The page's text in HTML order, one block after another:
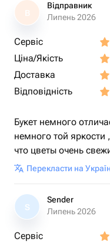
В
Відправник
Липень 2026
Сервіс
Ціна/Якість
Доставка
Відповідність
Букет немного
немного той
что цветы очень
Перекласти на
S
Sender
Липень 2026
Сервіс